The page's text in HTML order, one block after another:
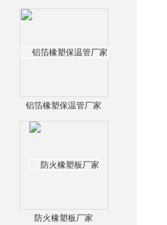
铝箔橡塑保温管厂家
防火橡塑板厂家